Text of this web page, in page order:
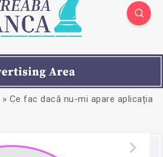
» Ce fac dacă nu-mi apare aplicația